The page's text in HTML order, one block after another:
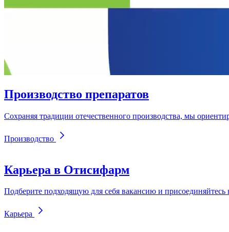
Производство препаратов
Сохраняя традиции отечественного производства, мы
Производство
Карьера в Отисифарм
Подберите подходящую для себя вакансию и
Карьера